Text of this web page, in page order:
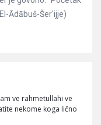
Ādābuš-Šer'ijje)
ve rahmetullahi ve
nekome koga lično